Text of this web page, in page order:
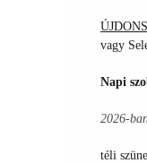
vagy
Napi
2026-
téli